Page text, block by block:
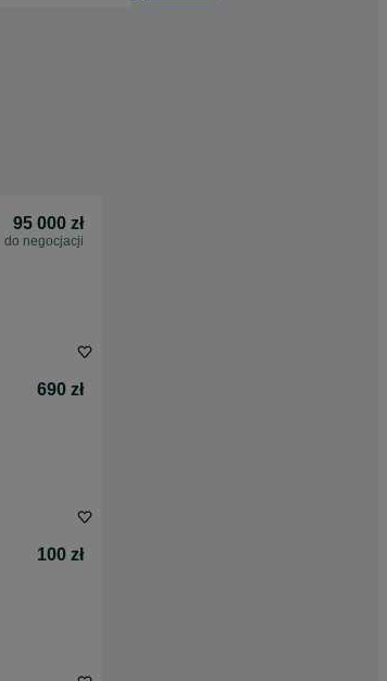
95 000 zł
do negocjacji
690 zł
100 zł